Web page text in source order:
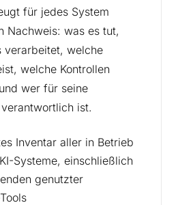
für jedes System
Nachweis: was es tut,
verarbeitet, welche
welche Kontrollen
wer für seine
ist.
Inventar aller in Betrieb
Systeme, einschließlich
genutzter